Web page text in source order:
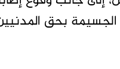
بحق